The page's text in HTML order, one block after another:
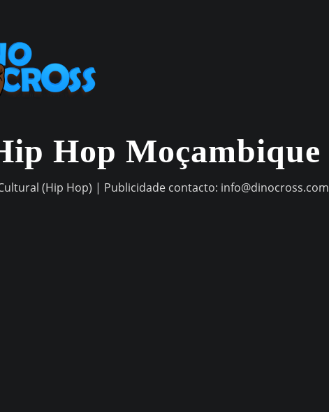
Hop Moçambique
(Hip Hop) | Publicidade contacto: info@dinocross.com